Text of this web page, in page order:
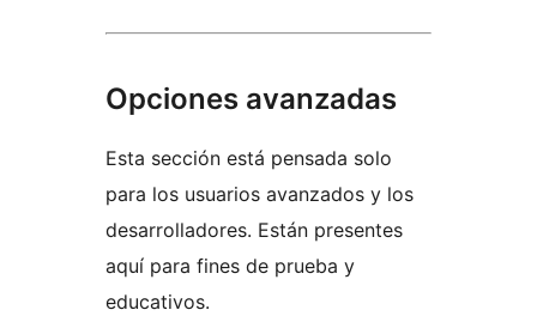
Opciones avanzadas
Esta sección está pensada solo
para los usuarios avanzados y los
desarrolladores. Están presentes
aquí para fines de prueba y
educativos.